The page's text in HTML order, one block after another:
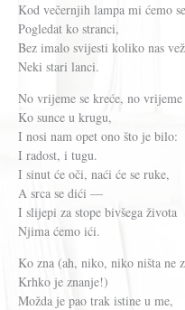
Kod večernjih lampa mi ćemo
Pogledat ko stranci,
Bez imalo svijesti koliko nas
Neki stari lanci.
No vrijeme se kreće, no vrijeme
Ko sunce u krugu,
I nosi nam opet ono što je bilo:
I radost, i tugu.
I sinut će oči, naći će se ruke,
A srca se dići —
I slijepi za stope bivšega života
Njima ćemo ići.
Ko zna (ah, niko, niko ništa ne
Krhko je znanje!)
Možda je pao trak istine u me,